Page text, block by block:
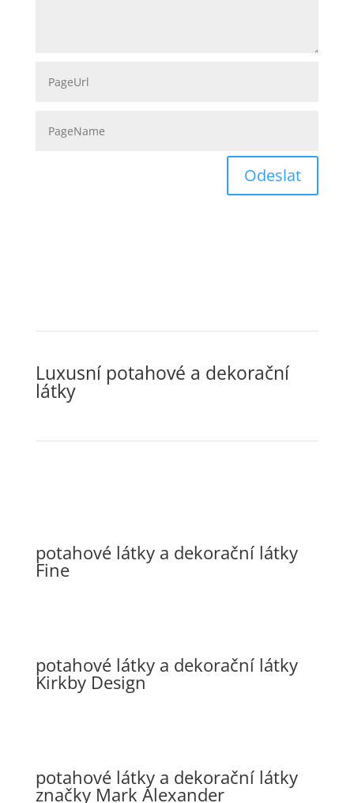
Odeslat
Luxusní potahové a dekorační
látky
potahové látky a dekorační látky
Fine
potahové látky a dekorační látky
Kirkby Design
potahové látky a dekorační látky
značky Mark Alexander